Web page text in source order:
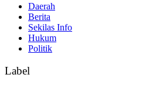
Daerah
Berita
Sekilas Info
Hukum
Politik
Label